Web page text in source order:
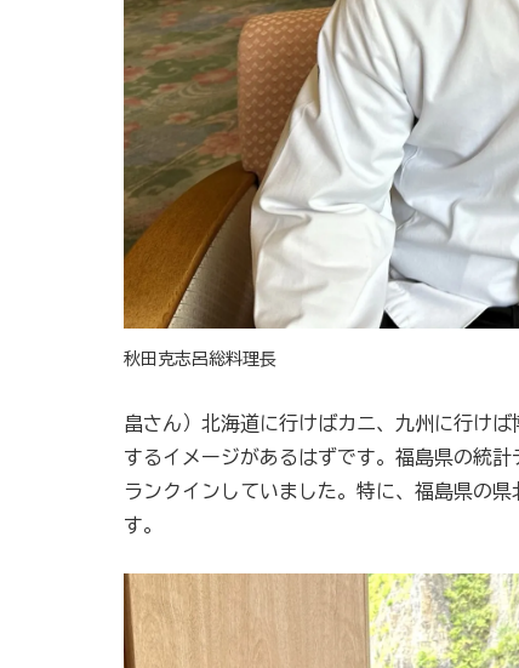
秋田克志呂総料理長
畠さん）北海道に行けばカニ、九州に行け
するイメージがあるはずです。福島県の統
ランクインしていました。特に、福島県の
す。